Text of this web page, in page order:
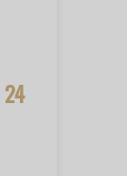
24